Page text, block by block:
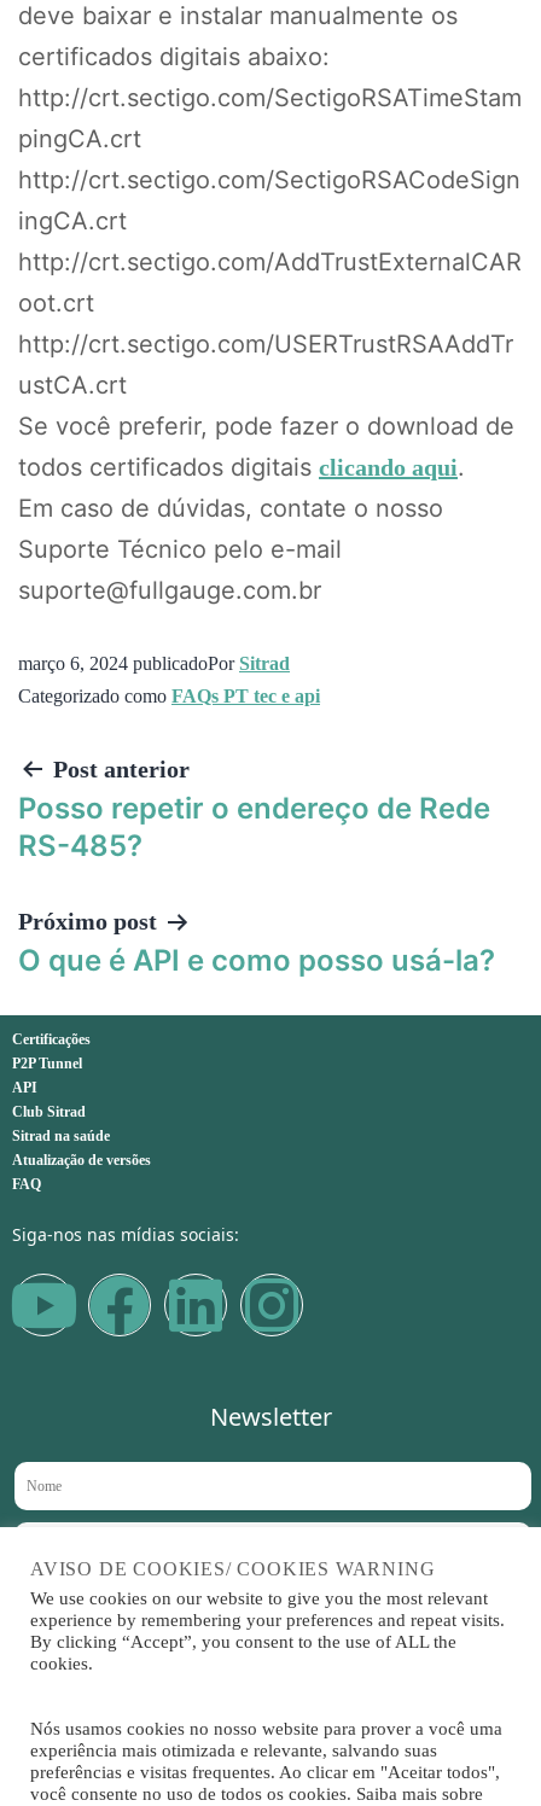
deve baixar e instalar manualmente os
certificados digitais abaixo:
http://crt.sectigo.com/SectigoRSATimeStam
pingCA.crt
http://crt.sectigo.com/SectigoRSACodeSign
ingCA.crt
http://crt.sectigo.com/AddTrustExternalCAR
oot.crt
http://crt.sectigo.com/USERTrustRSAAddTr
ustCA.crt
Se você preferir, pode fazer o download de
todos certificados digitais clicando aqui.
Em caso de dúvidas, contate o nosso
Suporte Técnico pelo e-mail
suporte@fullgauge.com.br
março 6, 2024 publicadoPorSitrad
Categorizado como FAQs PT tec e api
Post anterior
Posso repetir o endereço de Rede
RS-485?
Próximo post
O que é API e como posso usá-la?
Certificações
P2P Tunnel
API
Club Sitrad
Sitrad na saúde
Atualização de versões
FAQ
Siga-nos nas mídias sociais:
Newsletter
Aceito receber novidades no meu e-mail periodicamente
Sitrad é um software
desenvolvido por
AVISO DE COOKIES/ COOKIES WARNING
We use cookies on our website to give you the most relevant
experience by remembering your preferences and repeat visits.
By clicking “Accept”, you consent to the use of ALL the
cookies.
Nós usamos cookies no nosso website para prover a você uma
experiência mais otimizada e relevante, salvando suas
preferências e visitas frequentes. Ao clicar em "Aceitar todos",
você consente no uso de todos os cookies. Saiba mais sobre